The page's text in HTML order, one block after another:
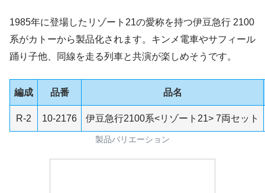
1985年に登場したリゾート21の愛称を持つ伊豆急行 2100
系がカトーから製品化されます。キンメ電車やサフィール
踊り子他、同線を走る列車と共演が楽しめそうです。
編成 品番 品名
R-2 10-2176 伊豆急行2100系<リゾート21> 7両セット
製品バリエーション